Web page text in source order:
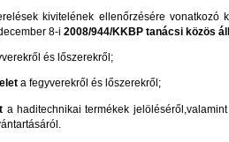
kivitelének ellenőrzésére vonatkozó
8-i 2008/944/KKBP tanácsi közös
és lőszerekről;
a fegyverekről és lőszerekről;
a haditechnikai termékek